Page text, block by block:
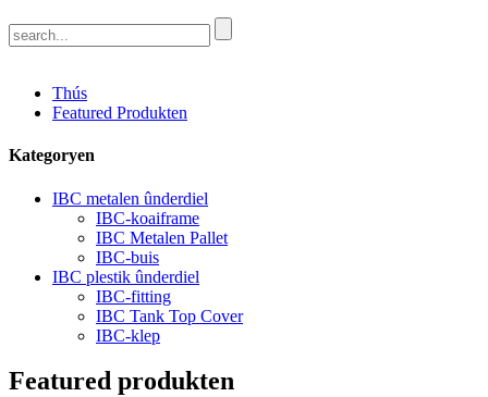
Thús
Featured Produkten
Kategoryen
IBC metalen ûnderdiel
IBC-koaiframe
IBC Metalen Pallet
IBC-buis
IBC plestik ûnderdiel
IBC-fitting
IBC Tank Top Cover
IBC-klep
Featured produkten